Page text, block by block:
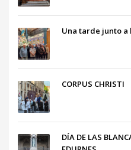
Una tarde junto a
CORPUS CHRISTI
DÍA DE LAS